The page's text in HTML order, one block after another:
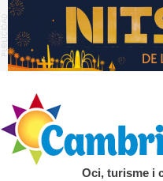
Oci, turisme i